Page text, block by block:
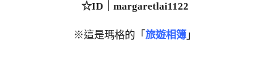
☆ID｜margaretlai1122
※這是瑪格的「 旅遊相簿 」